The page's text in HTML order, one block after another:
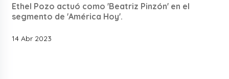
Ethel Pozo actuó como 'Beatriz Pinzón' en el
segmento de 'América Hoy'.
14 Abr 2023